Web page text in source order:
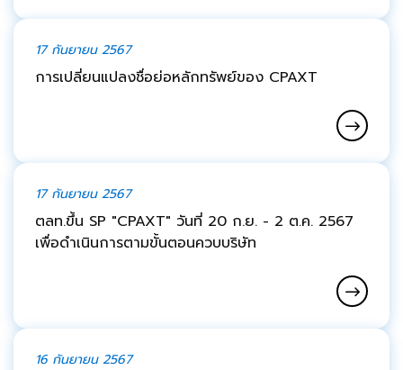
17 กันยายน 2567
การเปลี่ยนแปลงชื่อย่อหลักทรัพย์ของ CPAXT
17 กันยายน 2567
ตลท.ขึ้น SP "CPAXT" วันที่ 20 ก.ย. - 2 ต.ค. 2567
เพื่อดำเนินการตามขั้นตอนควบบริษัท
16 กันยายน 2567